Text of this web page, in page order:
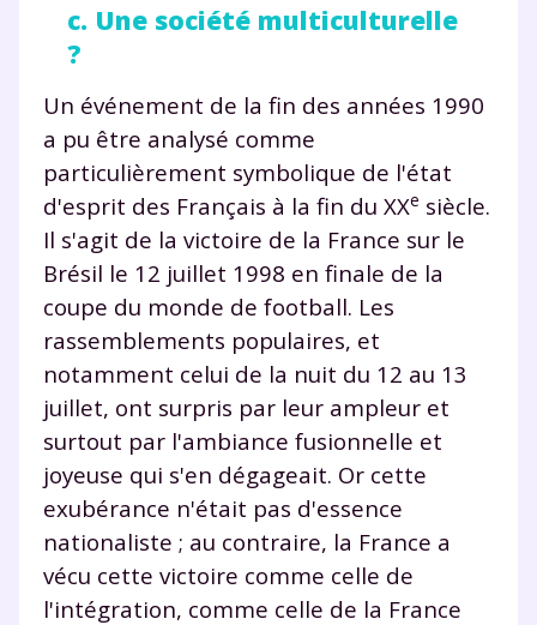
c. Une société multiculturelle
?
Un événement de la fin des années 1990
a pu être analysé comme
particulièrement symbolique de l'état
d'esprit des Français à la fin du XXe siècle.
Il s'agit de la victoire de la France sur le
Brésil le 12 juillet 1998 en finale de la
coupe du monde de football. Les
rassemblements populaires, et
notamment celui de la nuit du 12 au 13
juillet, ont surpris par leur ampleur et
surtout par l'ambiance fusionnelle et
joyeuse qui s'en dégageait. Or cette
exubérance n'était pas d'essence
nationaliste ; au contraire, la France a
vécu cette victoire comme celle de
l'intégration, comme celle de la France
Fiches de cours et vidéos,exercices
suivre les progrès
Tout le programme scolaire du CP à
la Terminale
Des profs expérimentés disponibles
à la demande par tchat, audio ou
vidéo
TESTER GRATUITEMENT
* Votre code d'accès sera envoyé à cette adresse e-mail. En
renseignant votre e-mail, vous consentez à ce que vos
données à caractère personnel soient traitées par SEJER, sous
la marque myMaxicours, afin que SEJER puisse vous donner
accès au service de soutien scolaire pendant 24h. Pour en
savoir plus sur la gestion de vos données personnelles et
pour exercer vos droits, vous pouvez consulter notre
charte.